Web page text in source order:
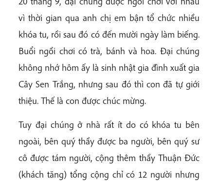
vì thời gian qua anh chị em bận tổ chức nhiều
khóa tu, rồi sau đó có đến mười ngày làm biếng.
Buổi ngồi chơi có trà, bánh và hoa. Đại chúng
không nhớ hôm ấy là sinh nhật gia đình xuất gia
Cây Sen Trắng, nhưng sau đó thì con đã tự giới
thiệu. Thế là con được chúc mừng.
Tuy đại chúng ở nhà rất ít do có khóa tu bên
ngoài, bên quý thầy được ba người, bên quý sư
cô được tám người, cộng thêm thầy Thuận Đức
(khách tăng) tổng cộng chỉ có 12 người nhưng